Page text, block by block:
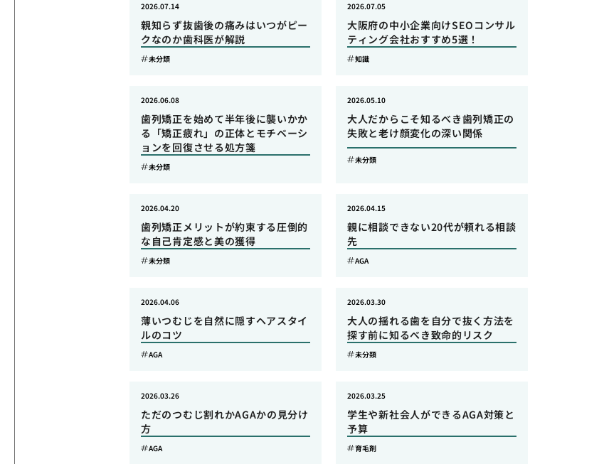
親知らず抜歯後の痛みはいつがピー
クなのか歯科医が解説
2026.07.14
未分類
大阪府の中小企業向けSEOコンサル
ティング会社おすすめ5選！
2026.07.05
知識
歯列矯正を始めて半年後に襲いかか
る「矯正疲れ」の正体とモチベーシ
ョンを回復させる処方箋
2026.06.08
未分類
大人だからこそ知るべき歯列矯正の
失敗と老け顔変化の深い関係
2026.05.10
未分類
歯列矯正メリットが約束する圧倒的
な自己肯定感と美の獲得
2026.04.20
未分類
親に相談できない20代が頼れる相談
先
2026.04.15
AGA
薄いつむじを自然に隠すヘアスタイ
ルのコツ
2026.04.06
AGA
大人の揺れる歯を自分で抜く方法を
探す前に知るべき致命的リスク
2026.03.30
未分類
ただのつむじ割れかAGAかの見分け
方
2026.03.26
AGA
学生や新社会人ができるAGA対策と
予算
2026.03.25
育毛剤